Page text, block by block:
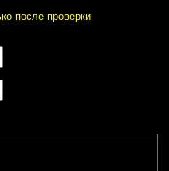
после проверки